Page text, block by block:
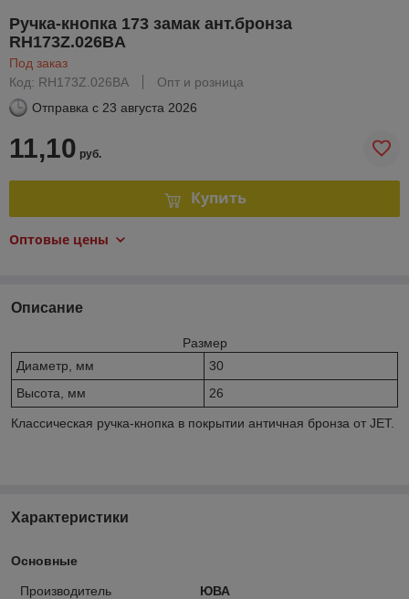
Ручка-кнопка 173 замак ант.бронза
RH173Z.026BA
Под заказ
Код: RH173Z.026BA
Опт и розница
Отправка с 23 августа 2026
11,10 руб.
Купить
Оптовые цены
Описание
Размер
Диаметр, мм
30
Высота, мм
26
Классическая ручка-кнопка в покрытии античная бронза от JET.
Характеристики
Основные
Производитель ЮВА